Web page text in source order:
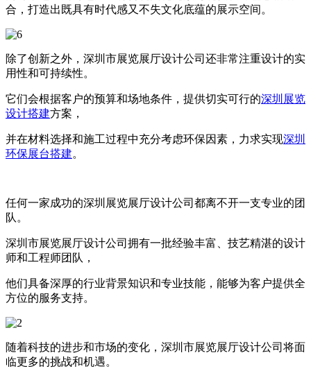
合，打造出既具有时代感又不失文化底蕴的展示空间。
除了创新之外，深圳市展览展厅设计公司还非常注重设计的实
用性和可持续性。
它们会根据客户的预算和场地条件，提供切实可行的深圳展览
设计搭建方案，
并在材料选择和施工过程中充分考虑环保因素，力求实现深圳
环保展台搭建。
任何一家成功的深圳展览展厅设计公司都离不开一支专业的团
队。
深圳市展览展厅设计公司拥有一批经验丰富、技艺精湛的设计
师和工程师团队，
他们具备深厚的行业背景知识和专业技能，能够为客户提供全
方位的服务支持。
随着科技的进步和市场的变化，深圳市展览展厅设计公司将面
临更多的挑战和机遇。